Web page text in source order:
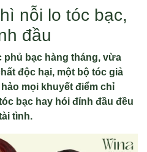
nỗi lo tóc bạc,
đầu
phủ bạc hàng tháng, vừa
độc hại, một bộ tóc giả
mọi khuyết điểm chỉ
bạc hay hói đỉnh đầu đều
tình.